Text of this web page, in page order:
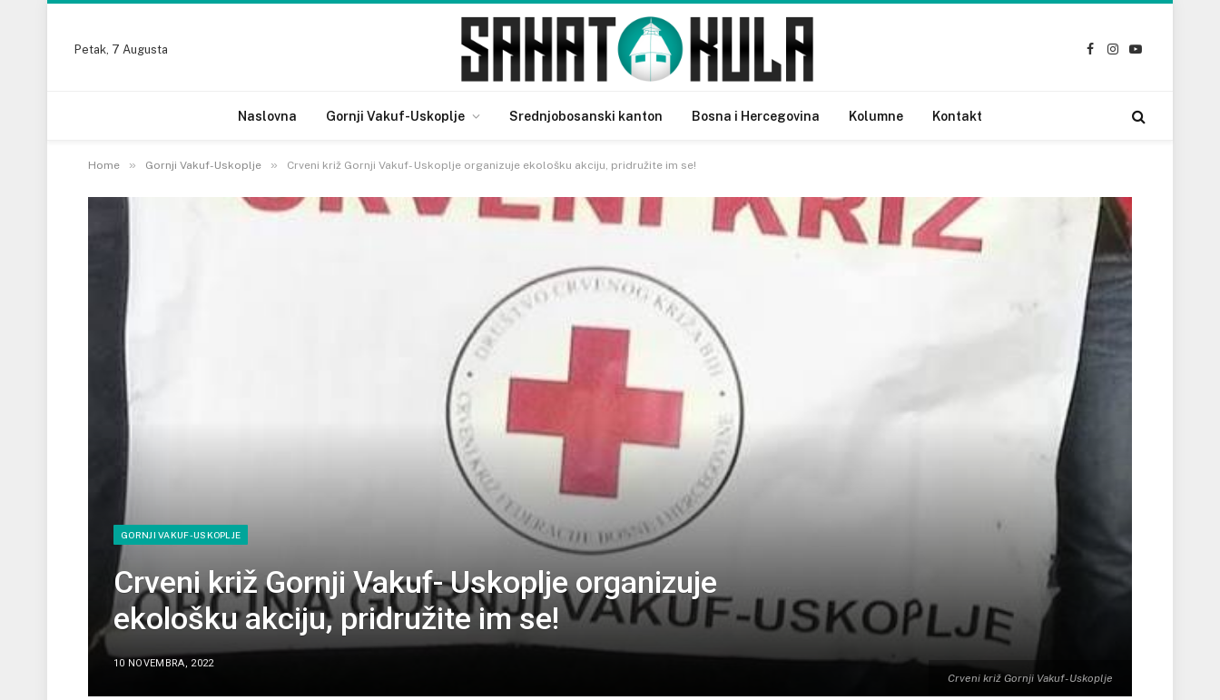
Petak, 7 Augusta
Facebook
Instagram
YouTube
Naslovna Gornji Vakuf-Uskoplje Srednjobosanski kanton Bosna i Hercegovina Kolumne Kontakt
Home » Gornji Vakuf-Uskoplje » Crveni križ Gornji Vakuf- Uskoplje organizuje ekološku akciju, pridružite im se!
Crveni križ Gornji Vakuf- Uskoplje
GORNJI VAKUF-USKOPLJE
Crveni križ Gornji Vakuf- Uskoplje organizuje
ekološku akciju, pridružite im se!
10 NOVEMBRA, 2022